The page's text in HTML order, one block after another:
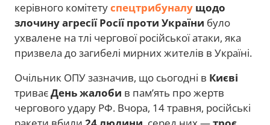
керівного комітетуспецтрибуналу щодо
злочину агресії Росії проти України було
ухвалене на тлі чергової російської атаки, яка
призвела до загибелі мирних жителів в Україні.
Очільник ОПУ зазначив, що сьогодні в Києві
триваєДень жалоби в пам’ять про жертв
чергового удару РФ. Вчора, 14 травня, російські